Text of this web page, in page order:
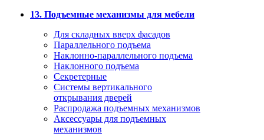
13. Подъемные механизмы для мебели
Для складных вверх фасадов
Параллельного подъема
Наклонно-параллельного подъема
Наклонного подъема
Секретерные
Системы вертикального
открывания дверей
Распродажа подъемных механизмов
Аксессуары для подъемных
механизмов